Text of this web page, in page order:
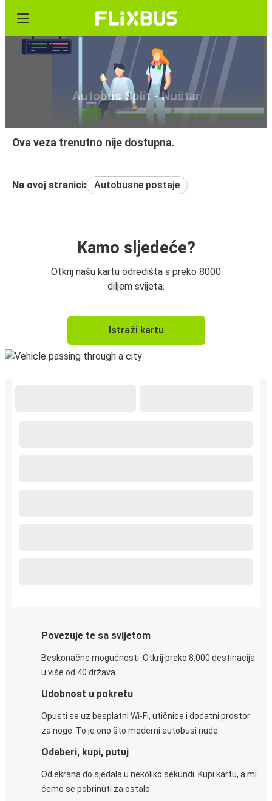
Autobus Split - Nuštar
Ova veza trenutno nije dostupna.
Na ovoj stranici: Autobusne postaje
Kamo sljedeće?
Otkrij našu kartu odredišta s preko 8000
diljem svijeta.
Istraži kartu
Povezuje te sa svijetom
Beskonačne mogućnosti. Otkrij preko 8.000 destinacija
u više od 40 država.
Udobnost u pokretu
Opusti se uz besplatni Wi-Fi, utičnice i dodatni prostor
za noge. To je ono što moderni autobusi nude.
Odaberi, kupi, putuj
Od ekrana do sjedala u nekoliko sekundi. Kupi kartu, a mi
ćemo se pobrinuti za ostalo.